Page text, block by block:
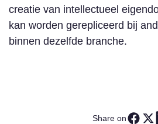
creatie van intellectueel
kan worden gerepliceerd bij
binnen dezelfde branche.
Share on